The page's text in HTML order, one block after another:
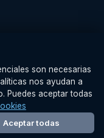
Más
son necesarias
nos ayudan a
Puedes aceptar todas
Aceptar todas